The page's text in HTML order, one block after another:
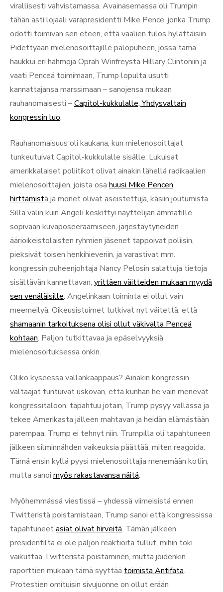
virallisesti vahvistamassa. Avainasemassa oli Trumpin
tähän asti lojaali varapresidentti Mike Pence, jonka Trump
odotti toimivan sen eteen, että vaalien tulos hylättäisiin.
Pidettyään mielenosoittajille palopuheen, jossa tämä
haukkui eri hahmoja Oprah Winfreystä Hillary Clintoniin ja
vaati Penceä toimimaan, Trump lopulta usutti
kannattajansa marssimaan – sanojensa mukaan
rauhanomaisesti –Capitol-kukkulalle, Yhdysvaltain
kongressin luo.
Rauhanomaisuus oli kaukana, kun mielenosoittajat
tunkeutuivat Capitol-kukkulalle sisälle. Lukuisat
amerikkalaiset poliitikot olivat ainakin lähellä radikaalien
mielenosoittajien, joista osa huusi Mike Pencen
hirttämistä ja monet olivat aseistettuja, käsiin joutumista.
Sillä välin kuin Angeli keskittyi näyttelijän ammatille
sopivaan kuvaposeeraamiseen, järjestäytyneiden
äärioikeistolaisten ryhmien jäsenet tappoivat poliisin,
pieksivät toisen henkihieveriin, ja varastivat mm.
kongressin puheenjohtaja Nancy Pelosin salattuja tietoja
sisältävän kannettavan, yrittäen väitteiden mukaan myydä
sen venäläisille. Angelinkaan toiminta ei ollut vain
meemeilyä. Oikeusistuimet tutkivat nyt väitettä, että
shamaanin tarkoituksena olisi ollut väkivalta Penceä
kohtaan. Paljon tutkittavaa ja epäselvyyksiä
mielenosoituksessa onkin.
Oliko kyseessä vallankaappaus? Ainakin kongressin
valtaajat tuntuivat uskovan, että kunhan he vain menevät
kongressitaloon, tapahtuu jotain, Trump pysyy vallassa ja
tekee Amerikasta jälleen mahtavan ja heidän elämästään
parempaa. Trump ei tehnyt niin. Trumpilla oli tapahtuneen
jälkeen silminnähden vaikeuksia päättää, miten reagoida.
Tämä ensin kyllä pyysi mielenosoittajia menemään kotiin,
mutta sanoi myös rakastavansa näitä.
Myöhemmässä viestissä – yhdessä viimeisistä ennen
Twitteristä poistamistaan, Trump sanoi että kongressissa
tapahtuneetasiat olivat hirveitä. Tämän jälkeen
presidentiltä ei ole paljon reaktioita tullut, mihin toki
vaikuttaa Twitteristä poistaminen, mutta joidenkin
raporttien mukaan tämä syyttää toimista Antifata.
Protestien omituisin sivujuonne on ollut erään